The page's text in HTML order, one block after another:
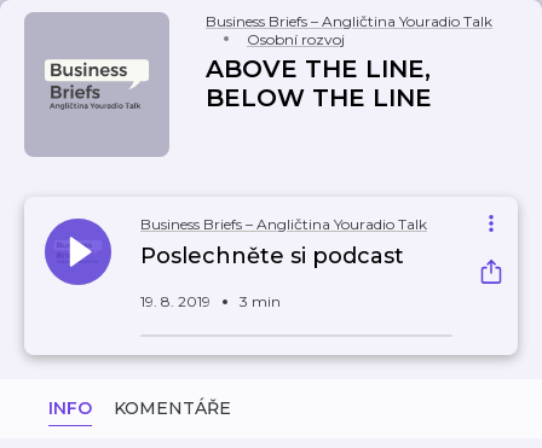
Business Briefs – Angličtina Youradio Talk
Osobní rozvoj
ABOVE THE LINE,
BELOW THE LINE
Business Briefs – Angličtina Youradio Talk
Poslechněte si podcast
19. 8. 2019 3 min
INFO KOMENTÁŘE